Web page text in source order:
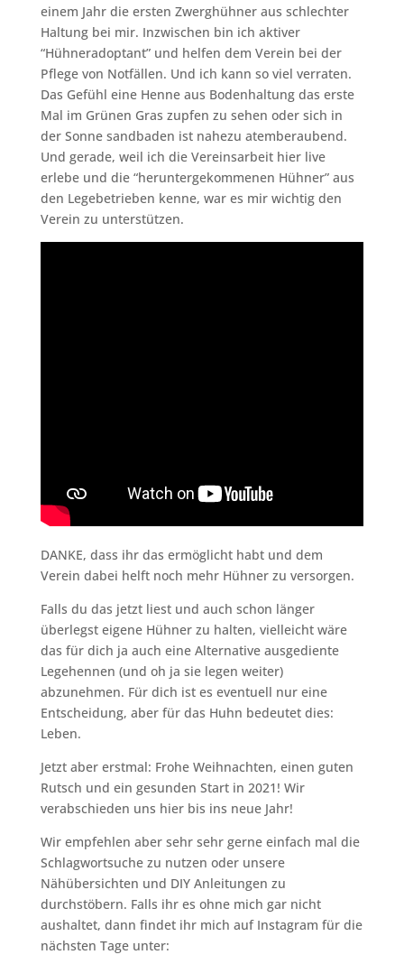
einem Jahr die ersten Zwerghühner aus schlechter
Haltung bei mir. Inzwischen bin ich aktiver
“Hühneradoptant” und helfen dem Verein bei der
Pflege von Notfällen. Und ich kann so viel verraten.
Das Gefühl eine Henne aus Bodenhaltung das erste
Mal im Grünen Gras zupfen zu sehen oder sich in
der Sonne sandbaden ist nahezu atemberaubend.
Und gerade, weil ich die Vereinsarbeit hier live
erlebe und die “heruntergekommenen Hühner” aus
den Legebetrieben kenne, war es mir wichtig den
Verein zu unterstützen.
DANKE, dass ihr das ermöglicht habt und dem
Verein dabei helft noch mehr Hühner zu versorgen.
Falls du das jetzt liest und auch schon länger
überlegst eigene Hühner zu halten, vielleicht wäre
das für dich ja auch eine Alternative ausgediente
Legehennen (und oh ja sie legen weiter)
abzunehmen. Für dich ist es eventuell nur eine
Entscheidung, aber für das Huhn bedeutet dies:
Leben.
Jetzt aber erstmal: Frohe Weihnachten, einen guten
Rutsch und ein gesunden Start in 2021! Wir
verabschieden uns hier bis ins neue Jahr!
Wir empfehlen aber sehr sehr gerne einfach mal die
Schlagwortsuche zu nutzen oder unsere
Nähübersichten und DIY Anleitungen zu
durchstöbern. Falls ihr es ohne mich gar nicht
aushaltet, dann findet ihr mich auf Instagram für die
nächsten Tage unter: